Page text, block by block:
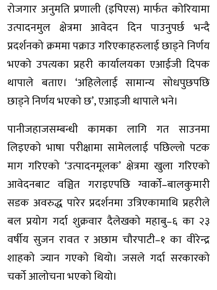
रोजगार अनुमति प्रणाली (इपिएस) मार्फत कोरियामा
उत्पादनमुल क्षेत्रमा आवेदन दिन पाउनुपर्छ भन्दै
प्रदर्शनको क्रममा पक्राउ गरिएकाहरुलाई छाड्ने निर्णय
भएको उपत्यका प्रहरी कार्यालयका एआईजी दिपक
थापाले बताए। ‘अहिलेलाई सामान्य सोधपुछपछि
छाड्ने निर्णय भएको छ’, एआइजी थापाले भने।
पानीजहाजसम्बन्धी कामका लागि गत साउनमा
लिइएको भाषा परीक्षामा सामेललाई पछिल्लो पटक
माग गरिएको ‘उत्पादनमूलक’ क्षेत्रमा खुला गरिएको
आवेदनबाट वञ्चित गराइएपछि ग्वार्को–बालकुमारी
सडक अवरुद्ध पारेर प्रदर्शनमा उत्रिएकामाथि प्रहरीले
बल प्रयोग गर्दा शुक्रवार दैलेखको महाबु–६ का २३
वर्षीय सुजन रावत र अछाम चौरपाटी–१ का वीरेन्द्र
शाहको ज्यान गएको थियो। जसले गर्दा सरकारको
चर्को आलोचना भएको थियो।